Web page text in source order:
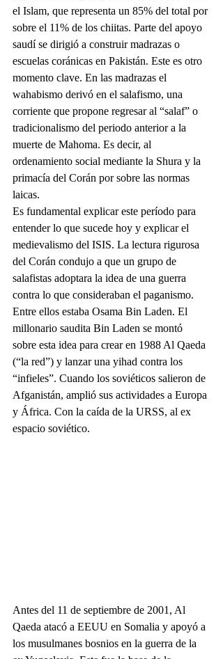
el Islam, que representa un 85% del total por
sobre el 11% de los chiitas. Parte del apoyo
saudí se dirigió a construir madrazas o
escuelas coránicas en Pakistán. Este es otro
momento clave. En las madrazas el
wahabismo derivó en el salafismo, una
corriente que propone regresar al “salaf” o
tradicionalismo del periodo anterior a la
muerte de Mahoma. Es decir, al
ordenamiento social mediante la Shura y la
primacía del Corán por sobre las normas
laicas.
Es fundamental explicar este período para
entender lo que sucede hoy y explicar el
medievalismo del ISIS. La lectura rigurosa
del Corán condujo a que un grupo de
salafistas adoptara la idea de una guerra
contra lo que consideraban el paganismo.
Entre ellos estaba Osama Bin Laden. El
millonario saudita Bin Laden se montó
sobre esta idea para crear en 1988 Al Qaeda
(“la red”) y lanzar una yihad contra los
“infieles”. Cuando los soviéticos salieron de
Afganistán, amplió sus actividades a Europa
y África. Con la caída de la URSS, al ex
espacio soviético.
Antes del 11 de septiembre de 2001, Al
Qaeda atacó a EEUU en Somalia y apoyó a
los musulmanes bosnios en la guerra de la